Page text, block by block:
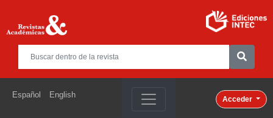
Español English Acceder